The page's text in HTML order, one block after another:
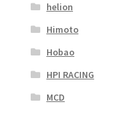
helion
Himoto
Hobao
HPI RACING
MCD